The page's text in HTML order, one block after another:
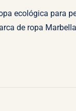
ecológica para
de ropa